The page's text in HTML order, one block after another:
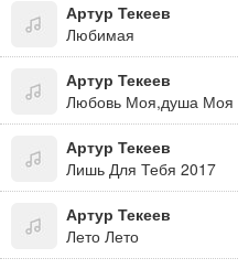
Артур Текеев
Любимая
Артур Текеев
Артур Текеев
Лишь Для Тебя 2017
Артур Текеев
Лето Лето